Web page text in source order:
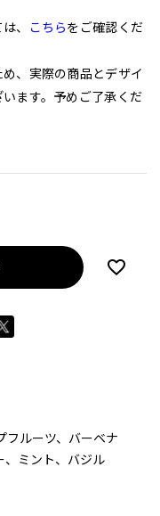
、
こちらをご確認くだ
、実際の商品とデザイ
ます。予めご了承くだ
フルーツ、バーベナ
、ミント、バジル